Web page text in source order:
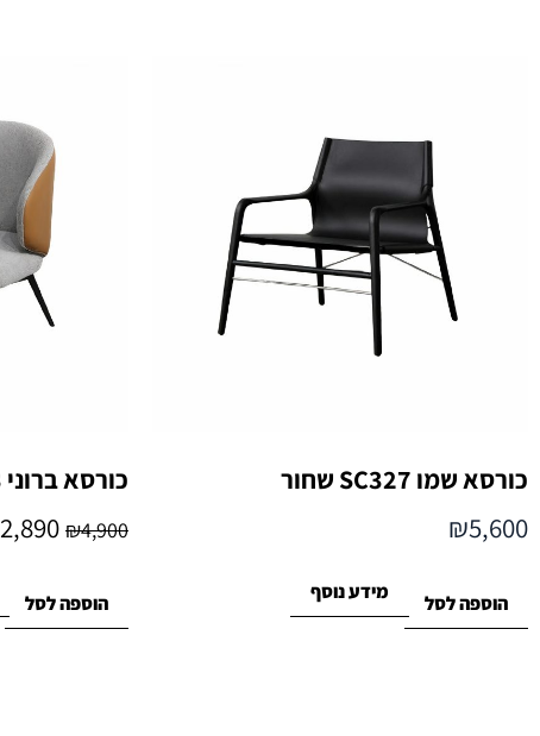
כורסא שמו SC327 שחור
₪5,600
הוספה לסל מידע נוסף
כורסא ברוני SC113 קוניאק
₪4,900
2,890
הוספה לסל